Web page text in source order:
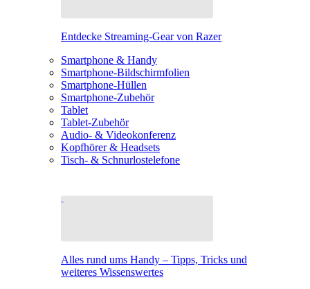
Entdecke Streaming-Gear von Razer
Smartphone & Handy
Smartphone-Bildschirmfolien
Smartphone-Hüllen
Smartphone-Zubehör
Tablet
Tablet-Zubehör
Audio- & Videokonferenz
Kopfhörer & Headsets
Tisch- & Schnurlostelefone
Alles rund ums Handy – Tipps, Tricks und
weiteres Wissenswertes